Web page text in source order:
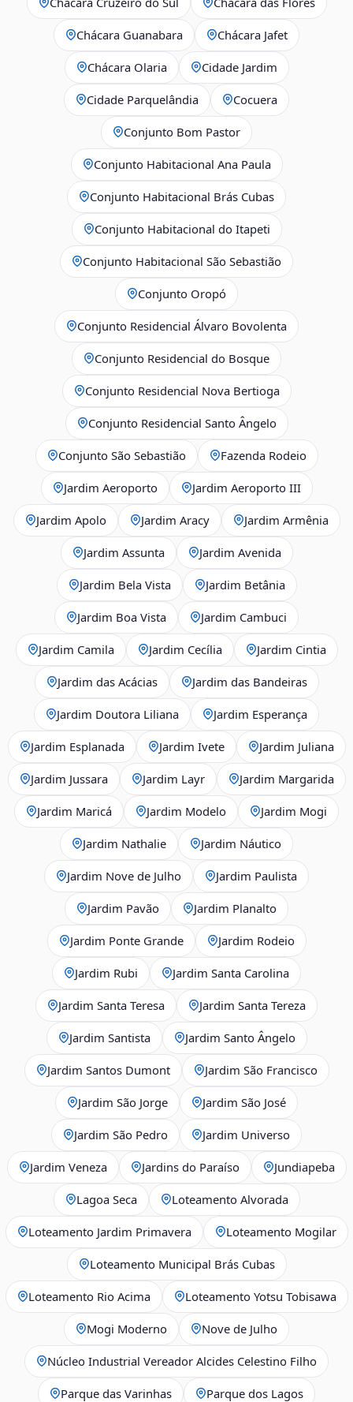
Chácara Guanabara Chácara Jafet
Chácara Olaria Cidade Jardim
Cidade Parquelândia Cocuera
Conjunto Bom Pastor
Conjunto Habitacional Ana Paula
Conjunto Habitacional Brás Cubas
Conjunto Habitacional do Itapeti
Conjunto Habitacional São Sebastião
Conjunto Oropó
Conjunto Residencial Álvaro Bovolenta
Conjunto Residencial do Bosque
Conjunto Residencial Nova Bertioga
Conjunto Residencial Santo Ângelo
Conjunto São Sebastião Fazenda Rodeio
Jardim Aeroporto Jardim Aeroporto III
Jardim Apolo Jardim Aracy Jardim Armênia
Jardim Assunta Jardim Avenida
Jardim Bela Vista Jardim Betânia
Jardim Boa Vista Jardim Cambuci
Jardim Camila Jardim Cecília Jardim Cintia
Jardim das Acácias Jardim das Bandeiras
Jardim Doutora Liliana Jardim Esperança
Jardim Esplanada Jardim Ivete Jardim Juliana
Jardim Jussara Jardim Layr Jardim Margarida
Jardim Maricá Jardim Modelo Jardim Mogi
Jardim Nathalie Jardim Náutico
Jardim Nove de Julho Jardim Paulista
Jardim Pavão Jardim Planalto
Jardim Ponte Grande Jardim Rodeio
Jardim Rubi Jardim Santa Carolina
Jardim Santa Teresa Jardim Santa Tereza
Jardim Santista Jardim Santo Ângelo
Jardim Santos Dumont Jardim São Francisco
Jardim São Jorge Jardim São José
Jardim São Pedro Jardim Universo
Jardim Veneza Jardins do Paraíso Jundiapeba
Lagoa Seca Loteamento Alvorada
Loteamento Jardim Primavera Loteamento Mogilar
Loteamento Municipal Brás Cubas
Loteamento Rio Acima Loteamento Yotsu Tobisawa
Mogi Moderno Nove de Julho
Núcleo Industrial Vereador Alcides Celestino Filho
Parque das Varinhas Parque dos Lagos